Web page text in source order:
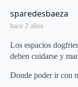
sparedesbaeza
hace 2 años
Los espacios
deben cuidarse y
Donde poder ir con